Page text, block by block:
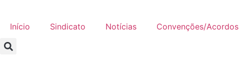
Início Sindicato Notícias Convenções/Acordos